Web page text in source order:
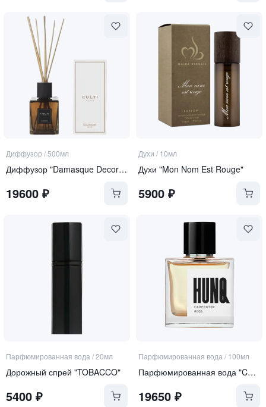
Диффузор /500мл
Диффузор "Damasque Decor Classic"
19600 ₽
Духи / 10мл
Духи "Mon Nom Est Rouge"
5900₽
Парфюмированная вода /20мл
Дорожный спрей "TOBACCO"
5400 ₽
Парфюмированная вода / 100мл
Парфюмированная вода "CARPENTER"
19650₽